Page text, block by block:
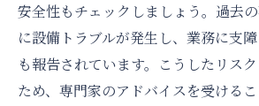
安全性もチェックしましょう。過去
に設備トラブルが発生し、業務に支
も報告されています。こうしたリス
ため、専門家のアドバイスを受ける